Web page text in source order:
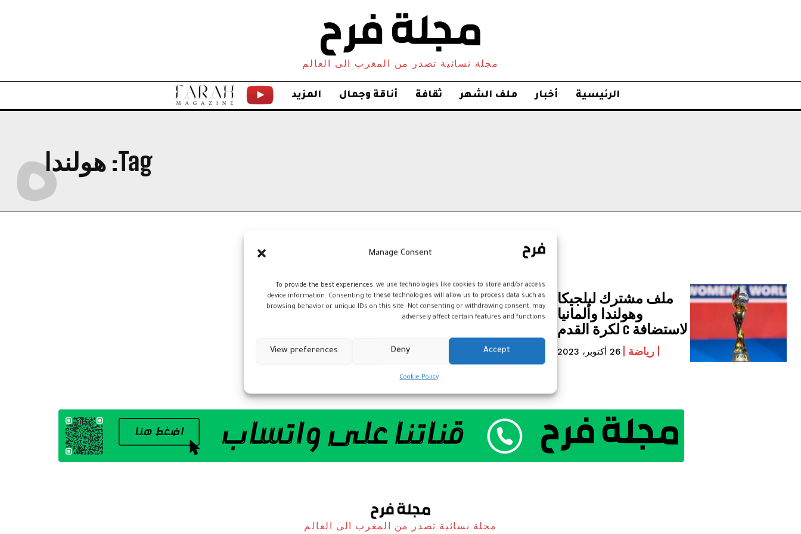
Manage Consent
To provide the best experiences, we use technologies like cookies to store and/or access
device information. Consenting to these technologies will allow us to process data such as
browsing behavior or unique IDs on this site. Not consenting or withdrawing consent, may
adversely affect certain features and functions.
Accept
Deny
View preferences
Cookie Policy
مجلة نسائية تصدر من المغرب الى العالم
الرئيسية أخبار ملف الشهر ثقافة أناقة وجمال المزيد
H
N
E
Tag: هولنداه
ملف مشترك لبلجيكا
وهولندا وألمانيا
لاستضافة c لكرة القدم
رياضة 26 أكتوبر، 2023
مجلة نسائية تصدر من المغرب الى العالم